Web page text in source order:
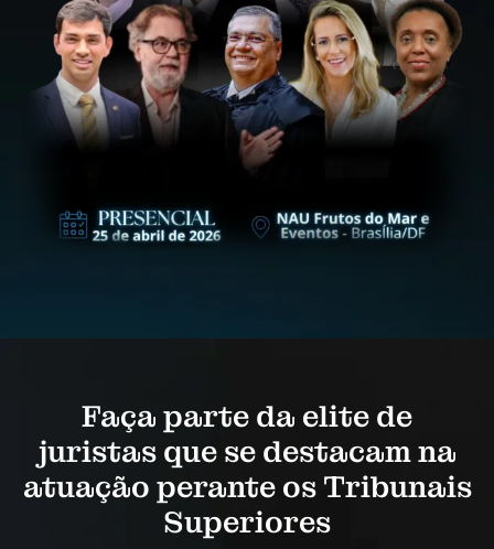
Faça parte da elite de
juristas que se destacam na
atuação perante os Tribunais
Superiores